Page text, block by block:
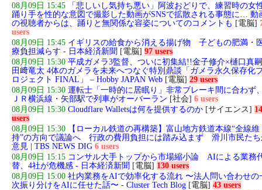
08月09日 15:45
「悲しいし気持ち悪い」阿波おどりで、練習時の女
踊り手を性的な意図で撮影した動画がSNSで拡散される事態に… 動
の視聴者からは、踊りと無関係な容姿についてのコメントも [電脳]
users
08月09日 15:45 イギリスの給食から消える揚げ物 子どもの肥満・
療負担減らす - 日本経済新聞 [電脳] 97 users
08月09日 15:30 平成ガメラ3監督、ついに初集結!!金子修介×樋口真
田﨑竜太 4体のガメラを未来へつなぐ特別鼎談「ガメラ永久保存化
ロジェクト FINAL」 – Hobby JAPAN Web [電脳] 29 users
08月09日 15:30 運転士「一時的に居眠り」非常ブレーキ間に合わず
ＪＲ横浜線・矢部駅で列車がオーバーラン [社会] 6 users
08月09日 15:30 Cloudflare Walletsは何を提供するのか [サイエンス] 14
users
08月09日 15:30
【ローカル鉄道の再構築】富山地方鉄道本線“全線維
持”の方向で議論へ 行政の費用負担には踏み込まず 滑川市民たち
意見 | TBS NEWS DIG 6 users
08月09日 15:15 コンサル大手トップから市場縮小論 AIによる業務
替、4社が危機感 - 日本経済新聞 [電脳] 130 users
08月09日 15:00 社内業務をAIで効率化する流れ 〜法人問い合わせの
次振り分けをAIに任せた話〜 - Cluster Tech Blog [電脳] 43 users